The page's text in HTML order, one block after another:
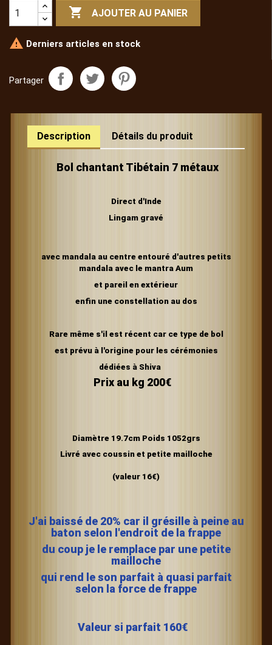
 AJOUTER AU PANIER
 Derniers articles en stock
Partager
Description Détails du produit
Bol chantant Tibétain 7 métaux
Direct d'Inde
Lingam gravé
avec mandala au centre entouré d'autres petits
mandala avec le mantra Aum
et pareil en extérieur
enfin une constellation au dos
Rare même s'il est récent car ce type de bol
est prévu à l'origine pour les cérémonies
dédiées à Shiva
Prix au kg 200€
Diamètre19.7cm Poids 1052grs
Livré avec coussin et petite mailloche
(valeur 16€)
J'ai baissé de 20% car il grésille à peine au
baton selon l'endroit de la frappe
du coup je le remplace par une petite
mailloche
qui rend le son parfait à quasi parfait
selon la force de frappe
Valeur si parfait 160€